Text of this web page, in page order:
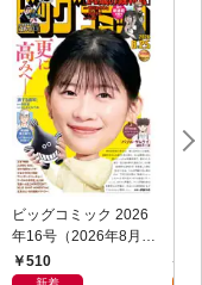
ビッグコミック 2026
年16号（2026年8月7
日発売）
510